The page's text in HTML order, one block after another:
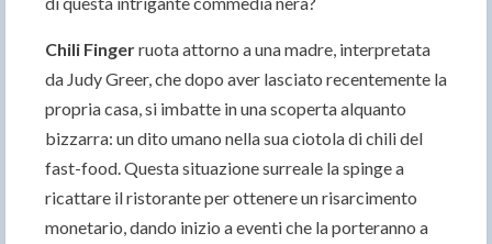
Chili Fingerruota attorno a una madre, interpretata
da Judy Greer, che dopo aver lasciato recentemente la
propria casa, si imbatte in una scoperta alquanto
bizzarra: un dito umano nella sua ciotola di chili del
fast-food. Questa situazione surreale la spinge a
ricattare il ristorante per ottenere un risarcimento
monetario, dando inizio a eventi che la porteranno a